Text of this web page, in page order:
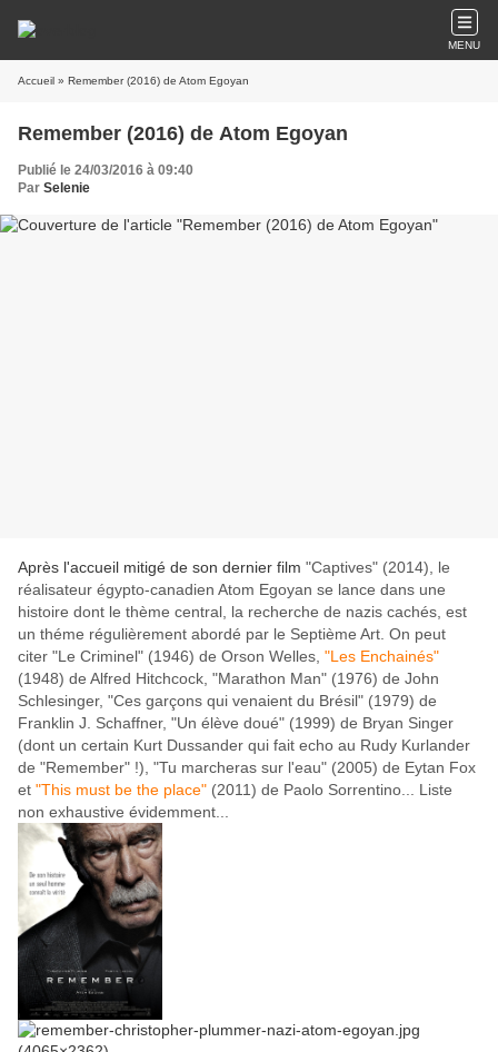
MENU
Accueil » Remember (2016) de Atom Egoyan
Remember (2016) de Atom Egoyan
Publié le 24/03/2016 à 09:40
Par Selenie
Après l'accueil mitigé de son dernier film "Captives" (2014), le
réalisateur égypto-canadien Atom Egoyan se lance dans une
histoire dont le thème central, la recherche de nazis cachés, est
un théme régulièrement abordé par le Septième Art. On peut
citer "Le Criminel" (1946) de Orson Welles, "Les Enchainés"
(1948) de Alfred Hitchcock, "Marathon Man" (1976) de John
Schlesinger, "Ces garçons qui venaient du Brésil" (1979) de
Franklin J. Schaffner, "Un élève doué" (1999) de Bryan Singer
(dont un certain Kurt Dussander qui fait echo au Rudy Kurlander
de "Remember" !), "Tu marcheras sur l'eau" (2005) de Eytan Fox
et "This must be the place" (2011) de Paolo Sorrentino... Liste
non exhaustive évidemment...